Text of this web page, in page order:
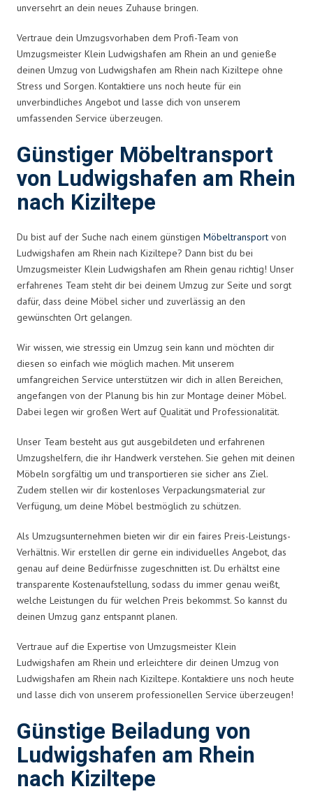
unversehrt an dein neues Zuhause bringen.
Vertraue dein Umzugsvorhaben dem Profi-Team von
Umzugsmeister Klein Ludwigshafen am Rhein an und genieße
deinen Umzug von Ludwigshafen am Rhein nach Kiziltepe ohne
Stress und Sorgen. Kontaktiere uns noch heute für ein
unverbindliches Angebot und lasse dich von unserem
umfassenden Service überzeugen.
Günstiger Möbeltransport
von Ludwigshafen am Rhein
nach Kiziltepe
Du bist auf der Suche nach einem günstigen Möbeltransport von
Ludwigshafen am Rhein nach Kiziltepe? Dann bist du bei
Umzugsmeister Klein Ludwigshafen am Rhein genau richtig! Unser
erfahrenes Team steht dir bei deinem Umzug zur Seite und sorgt
dafür, dass deine Möbel sicher und zuverlässig an den
gewünschten Ort gelangen.
Wir wissen, wie stressig ein Umzug sein kann und möchten dir
diesen so einfach wie möglich machen. Mit unserem
umfangreichen Service unterstützen wir dich in allen Bereichen,
angefangen von der Planung bis hin zur Montage deiner Möbel.
Dabei legen wir großen Wert auf Qualität und Professionalität.
Unser Team besteht aus gut ausgebildeten und erfahrenen
Umzugshelfern, die ihr Handwerk verstehen. Sie gehen mit deinen
Möbeln sorgfältig um und transportieren sie sicher ans Ziel.
Zudem stellen wir dir kostenloses Verpackungsmaterial zur
Verfügung, um deine Möbel bestmöglich zu schützen.
Als Umzugsunternehmen bieten wir dir ein faires Preis-Leistungs-
Verhältnis. Wir erstellen dir gerne ein individuelles Angebot, das
genau auf deine Bedürfnisse zugeschnitten ist. Du erhältst eine
transparente Kostenaufstellung, sodass du immer genau weißt,
welche Leistungen du für welchen Preis bekommst. So kannst du
deinen Umzug ganz entspannt planen.
Vertraue auf die Expertise von Umzugsmeister Klein
Ludwigshafen am Rhein und erleichtere dir deinen Umzug von
Ludwigshafen am Rhein nach Kiziltepe. Kontaktiere uns noch heute
und lasse dich von unserem professionellen Service überzeugen!
Günstige Beiladung von
Ludwigshafen am Rhein
nach Kiziltepe